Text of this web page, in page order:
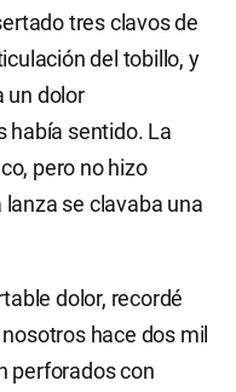
tres clavos de
del tobillo, y
un dolor
había sentido. La
pero no hizo
se clavaba una
dolor, recordé
hace dos mil
perforados con